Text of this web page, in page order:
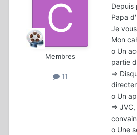
Membres
11
Depuis
Papa
Je
Mon
o Un
partie
=>
o Un
=>
o Une